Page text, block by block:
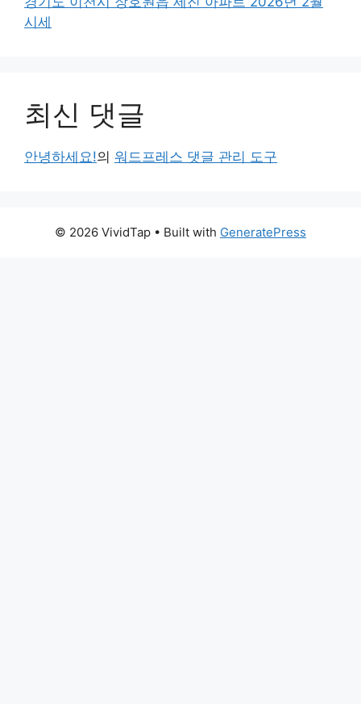
시세
최신 댓글
안녕하세요!의 워드프레스 댓글 관리 도구
© 2026 VividTap • Built with GeneratePress